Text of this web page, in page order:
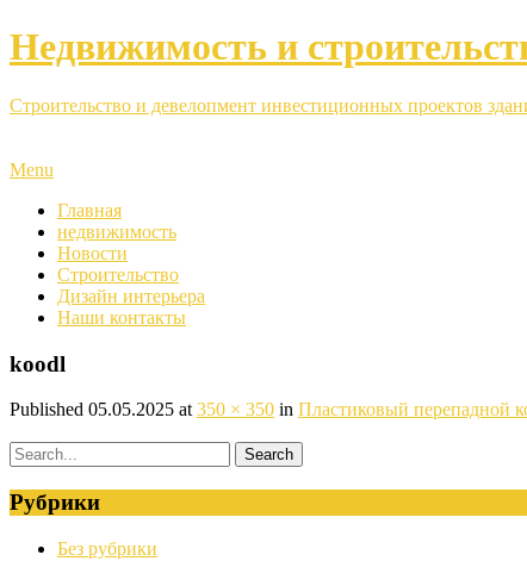
Недвижимость и
Строительство и девелопмент инвестиционных проектов
Menu
Главная
недвижимость
Новости
Строительство
Дизайн интерьера
Наши контакты
koodl
Published 05.05.2025 at 350 × 350 in Пластиковый перепадной
Рубрики
Без рубрики